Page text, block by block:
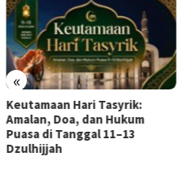
«
Keutamaan Hari Tasyrik:
Amalan, Doa, dan Hukum
Puasa di Tanggal 11–13
Dzulhijjah